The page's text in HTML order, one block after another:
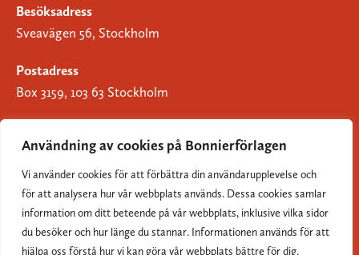
Användning av cookies på Bonnierförlagen
Vi använder cookies för att förbättra din användarupplevelse och
för att analysera hur vår webbplats används. Dessa cookies samlar
information om ditt beteende på vår webbplats, inklusive vilka sidor
du besöker och hur länge du stannar. Informationen används för att
hjälpa oss förstå hur vi kan göra vår webbplats bättre för dig.
Besöksadress
Sveavägen 56, Stockholm
Postadress
Box 3159, 103 63 Stockholm
Om Bonnierförlagen
Cookies
Integritetspolicy